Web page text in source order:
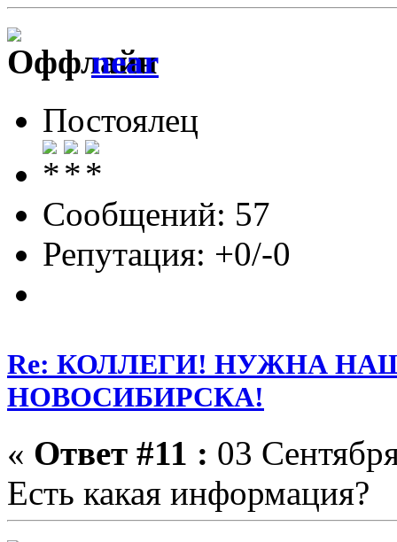
near
Постоялец
Сообщений: 57
Репутация: +0/-0
Re: КОЛЛЕГИ! НУЖНА
НОВОСИБИРСКА!
« Ответ #11 : 03
Есть какая информация?